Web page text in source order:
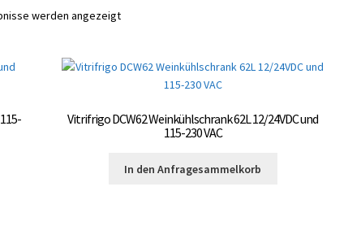
werden angezeigt
Vitrifrigo DCW62 Weinkühlschrank 62L 12/24VDC und
115-230 VAC
In den Anfragesammelkorb